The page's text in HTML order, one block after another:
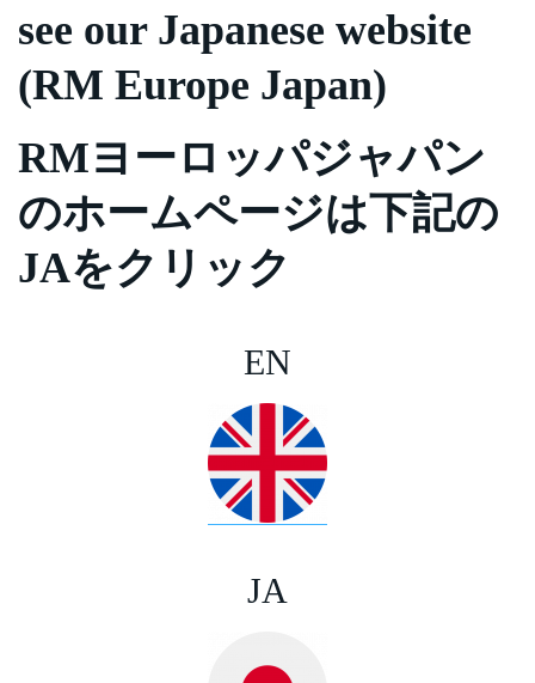
see our Japanese website
(RM Europe Japan)
RMヨーロッパジャパン
のホームページは下記の
JAをクリック
EN
JA